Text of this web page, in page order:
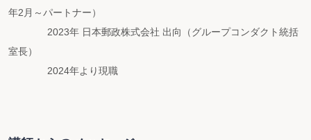
年2月～パートナー）
2023年 日本郵政株式会社 出向（グループコンダクト統括
室長）
2024年より現職